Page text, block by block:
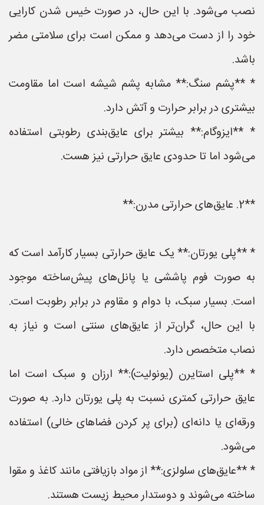
نصب می‌شود. با این حال، در صورت خیس شدن کارایی
خود را از دست می‌دهد و ممکن است برای سلامتی مضر
باشد.
* **پشم سنگ:** مشابه پشم شیشه است اما مقاومت
بیشتری در برابر حرارت و آتش دارد.
* **ایزوگام:** بیشتر برای عایق‌بندی رطوبتی استفاده
می‌شود اما تا حدودی عایق حرارتی نیز هست.
**2. عایق‌های حرارتی مدرن:**
* **پلی یورتان:** یک عایق حرارتی بسیار کارآمد است که
به صورت فوم پاششی یا پانل‌های پیش‌ساخته موجود
است. بسیار سبک، با دوام و مقاوم در برابر رطوبت است.
با این حال، گران‌تر از عایق‌های سنتی است و نیاز به
نصاب متخصص دارد.
* **پلی استایرن (یونولیت):** ارزان و سبک است اما
عایق حرارتی کمتری نسبت به پلی یورتان دارد. به صورت
ورقه‌ای یا دانه‌ای (برای پر کردن فضاهای خالی) استفاده
می‌شود.
* **عایق‌های سلولزی:** از مواد بازیافتی مانند کاغذ و مقوا
ساخته می‌شوند و دوستدار محیط زیست هستند.